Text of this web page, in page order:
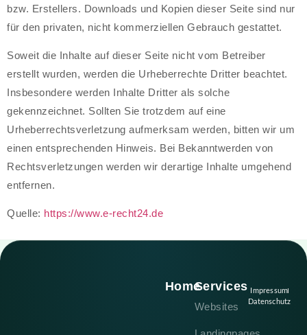
bzw. Erstellers. Downloads und Kopien dieser Seite sind nur
für den privaten, nicht kommerziellen Gebrauch gestattet.
Soweit die Inhalte auf dieser Seite nicht vom Betreiber
erstellt wurden, werden die Urheberrechte Dritter beachtet.
Insbesondere werden Inhalte Dritter als solche
gekennzeichnet. Sollten Sie trotzdem auf eine
Urheberrechtsverletzung aufmerksam werden, bitten wir um
einen entsprechenden Hinweis. Bei Bekanntwerden von
Rechtsverletzungen werden wir derartige Inhalte umgehend
entfernen.
Quelle: https://www.e-recht24.de
HomeServices
Websites
Impressum
Datenschutz